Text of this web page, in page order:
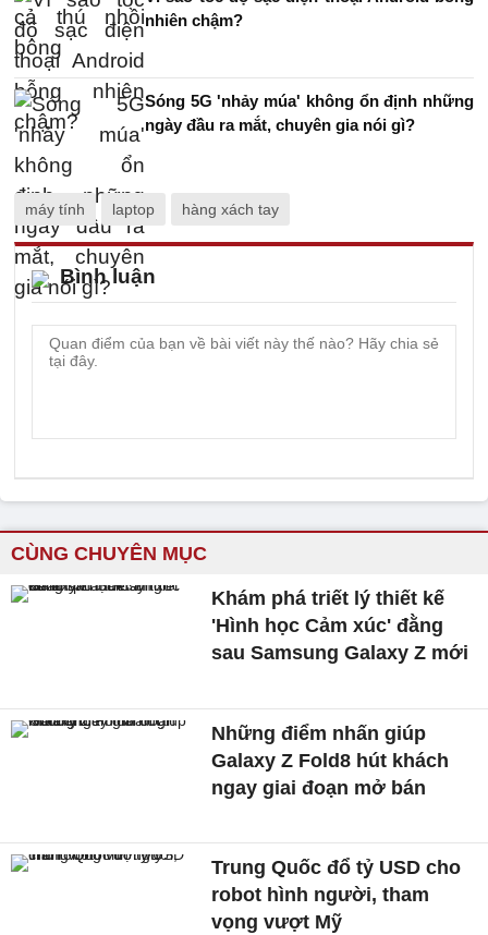
nhiên chậm?
Sóng 5G 'nhảy múa' không ổn định những
ngày đầu ra mắt, chuyên gia nói gì?
máy tính laptop hàng xách tay
Bình luận
CÙNG CHUYÊN MỤC
Khám phá triết lý thiết kế
'Hình học Cảm xúc' đằng
sau Samsung Galaxy Z mới
Những điểm nhấn giúp
Galaxy Z Fold8 hút khách
ngay giai đoạn mở bán
Trung Quốc đổ tỷ USD cho
robot hình người, tham
vọng vượt Mỹ